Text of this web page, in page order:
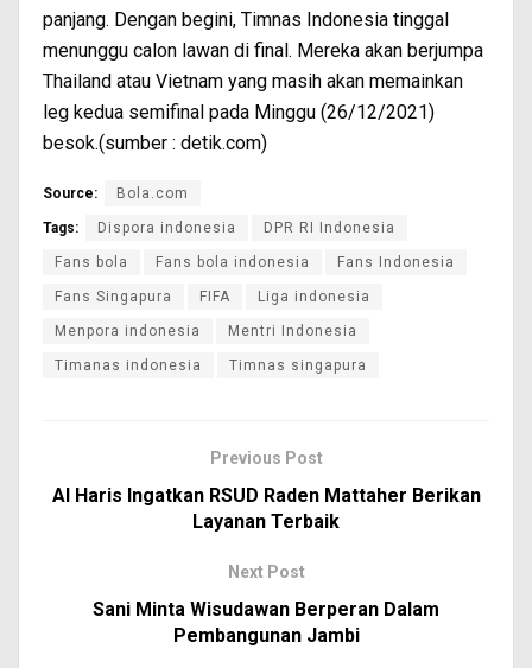
panjang. Dengan begini, Timnas Indonesia tinggal
menunggu calon lawan di final. Mereka akan berjumpa
Thailand atau Vietnam yang masih akan memainkan
leg kedua semifinal pada Minggu (26/12/2021)
besok.(sumber : detik.com)
Source: Bola.com
Tags: Dispora indonesia DPR RI Indonesia
Fans bola Fans bola indonesia Fans Indonesia
Fans Singapura FIFA Liga indonesia
Menpora indonesia Mentri Indonesia
Timanas indonesia Timnas singapura
Previous Post
Al Haris Ingatkan RSUD Raden Mattaher Berikan
Layanan Terbaik
Next Post
Sani Minta Wisudawan Berperan Dalam
Pembangunan Jambi